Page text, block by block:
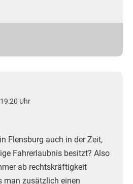
Uhr
Flensburg auch in der Zeit,
Fahrerlaubnis besitzt? Also
ab rechtskräftigkeit
man zusätzlich einen